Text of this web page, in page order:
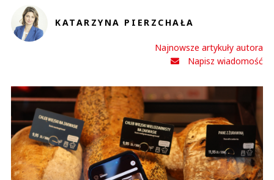
KATARZYNA PIERZCHAŁA
Najnowsze artykuły autora
Napisz wiadomość